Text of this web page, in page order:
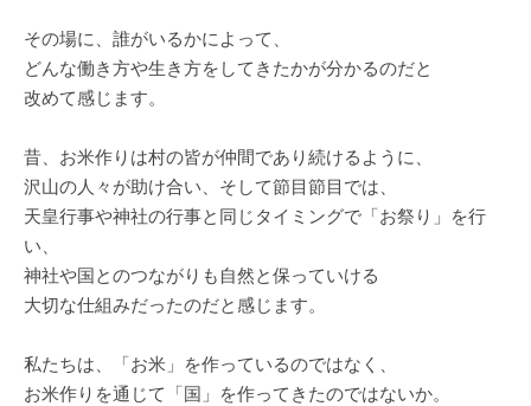
その場に、誰がいるかによって、
どんな働き方や生き方をしてきたかが分かるのだと
改めて感じます。
昔、お米作りは村の皆が仲間であり続けるように、
沢山の人々が助け合い、そして節目節目では、
天皇行事や神社の行事と同じタイミングで「お祭り」を行
い、
神社や国とのつながりも自然と保っていける
大切な仕組みだったのだと感じます。
私たちは、「お米」を作っているのではなく、
お米作りを通じて「国」を作ってきたのではないか。